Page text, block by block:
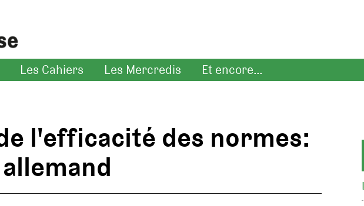
Les Cahiers Les Mercredis Et encore...
l'efficacité des normes: